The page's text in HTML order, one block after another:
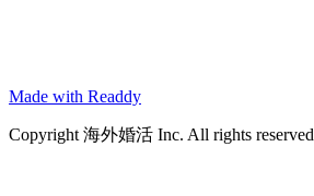
Made with Readdy
Copyright 海外婚活 Inc. All rights reserved